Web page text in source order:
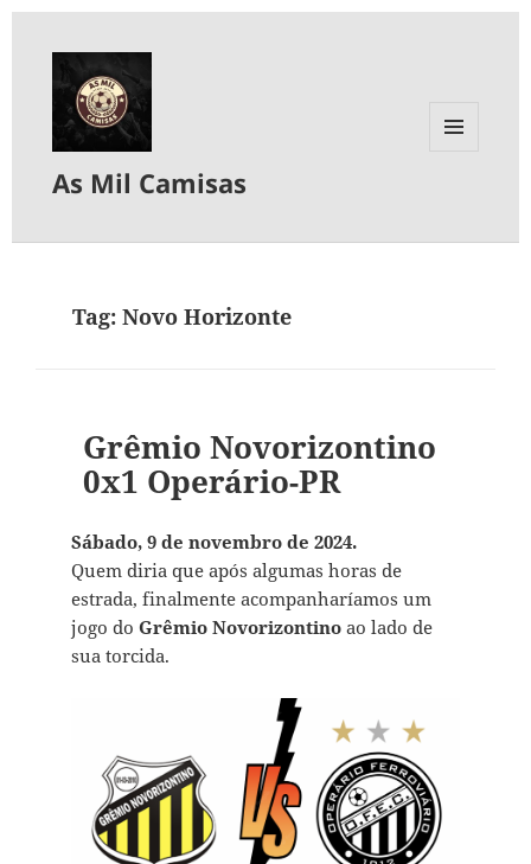
As Mil Camisas
Tag:Novo Horizonte
Grêmio Novorizontino
0x1 Operário-PR
Sábado, 9 de novembro de 2024.
Quem diria que após algumas horas de
estrada, finalmente acompanharíamos um
jogo do Grêmio Novorizontinoao lado de
sua torcida.